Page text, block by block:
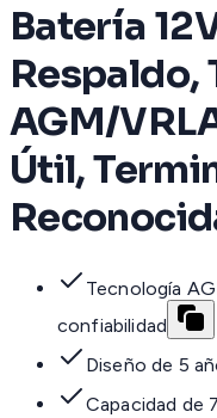
Batería
Respaldo,
AGM/
Útil,
Tecnología
confiabilidad
Diseño de 5
Capacidad de